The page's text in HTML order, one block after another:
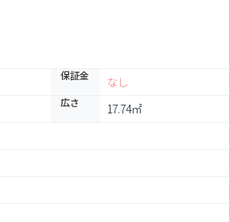
保証金 なし
広さ 17.74㎡